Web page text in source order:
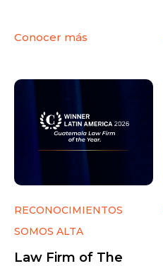
Conocer más
RECONOCIMIENTOS
SOMOS ALTA
Law Firm of The